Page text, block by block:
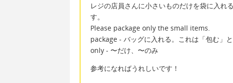
レジの店員さんに小さいものだけを袋に入れ
す。
Please package only the small items.
package - バッグに入れる。これは「包む」
only - 〜だけ、〜のみ
参考になればうれしいです！